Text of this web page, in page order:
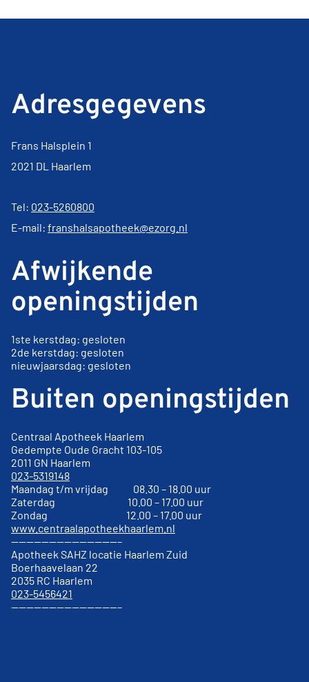
Adresgegevens
Frans Halsplein 1
2021 DL Haarlem
Tel: 023-5260800
E-mail: franshalsapotheek@ezorg.nl
Afwijkende
openingstijden
1ste kerstdag: gesloten
2de kerstdag: gesloten
nieuwjaarsdag: gesloten
Buiten openingstijden
Centraal Apotheek Haarlem
Gedempte Oude Gracht 103-105
2011 GN Haarlem
023-5319148
Maandag t/m vrijdag 08.30 – 18.00 uur
Zaterdag 10.00 – 17.00 uur
Zondag 12.00 – 17.00 uur
www.centraalapotheekhaarlem.nl
——————————————–
Apotheek SAHZ locatie Haarlem Zuid
Boerhaavelaan 22
2035 RC Haarlem
023-5456421
——————————————–